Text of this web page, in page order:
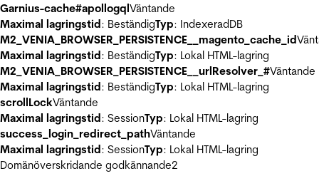
Garnius-cache#apollogqlVäntande
Maximal lagringstid: BeständigTyp: IndexeradDB
M2_VENIA_BROWSER_PERSISTENCE__magento_cache_id
Maximal lagringstid: BeständigTyp: Lokal HTML-lagring
M2_VENIA_BROWSER_PERSISTENCE__urlResolver_#Väntande
Maximal lagringstid: BeständigTyp: Lokal HTML-lagring
scrollLockVäntande
Maximal lagringstid: SessionTyp: Lokal HTML-lagring
success_login_redirect_pathVäntande
Maximal lagringstid: SessionTyp: Lokal HTML-lagring
Domänöverskridande godkännande2